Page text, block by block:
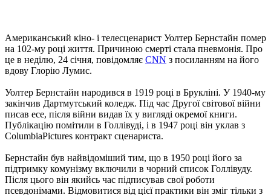
Американський кіно- і телесценарист Уолтер Бернстайн помер
на 102-му році життя. Причиною смерті стала пневмонія. Про
це в неділю, 24 січня, повідомляє CNN з посиланням на його
вдову Глорію Лумис.
Уолтер Бернстайн народився в 1919 році в Брукліні. У 1940-му
закінчив Дартмутський коледж. Під час Другої світової війни
писав есе, після війни видав їх у вигляді окремої книги.
Публікацію помітили в Голлівуді, і в 1947 році він уклав з
ColumbiaPictures контракт сценариста.
Бернстайн був найвідоміший тим, що в 1950 році його за
підтримку комунізму включили в чорний список Голлівуду.
Після цього він якийсь час підписував свої роботи
псевдонімами. Відмовитися від цієї практики він зміг тільки з